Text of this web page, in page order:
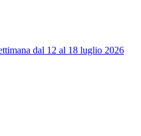
dal 12 al 18 luglio 2026